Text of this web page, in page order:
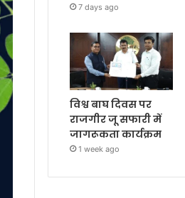
7 days ago
विश्व बाघ दिवस पर
राजगीर जू सफारी में
जागरूकता कार्यक्रम
1 week ago